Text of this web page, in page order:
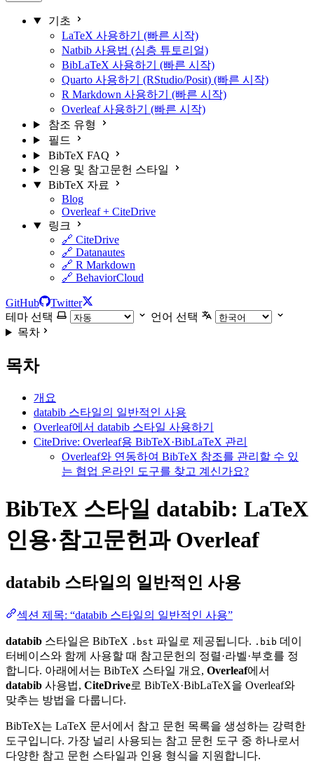
기초
LaTeX 사용하기 (빠른 시작)
Natbib 사용법 (심층 튜토리얼)
BibLaTeX 사용하기 (빠른 시작)
Quarto 사용하기 (RStudio/Posit) (빠른 시작)
R Markdown 사용하기 (빠른 시작)
Overleaf 사용하기 (빠른 시작)
참조 유형
필드
BibTeX FAQ
인용 및 참고문헌 스타일
BibTeX 자료
Blog
Overleaf + CiteDrive
링크
🔗 CiteDrive
🔗 Datanautes
🔗 R Markdown
🔗 BehaviorCloud
GitHub
Twitter
테마 선택
언어 선택
목차
목차
개요
databib 스타일의 일반적인 사용
Overleaf에서 databib 스타일 사용하기
CiteDrive: Overleaf용 BibTeX·BibLaTeX 관리
Overleaf와 연동하여 BibTeX 참조를 관리할 수 있
는 협업 온라인 도구를 찾고 계신가요?
BibTeX 스타일 databib: LaTeX
인용·참고문헌과 Overleaf
databib 스타일의 일반적인 사용
섹션 제목: “databib 스타일의 일반적인 사용”
databib 스타일은 BibTeX .bst 파일로 제공됩니다. .bib 데이
터베이스와 함께 사용할 때 참고문헌의 정렬·라벨·부호를 정
합니다. 아래에서는 BibTeX 스타일 개요, Overleaf에서
databib 사용법, CiteDrive로 BibTeX·BibLaTeX을 Overleaf와
맞추는 방법을 다룹니다.
BibTeX는 LaTeX 문서에서 참고 문헌 목록을 생성하는 강력한
도구입니다. 가장 널리 사용되는 참고 문헌 도구 중 하나로서
다양한 참고 문헌 스타일과 인용 형식을 지원합니다.